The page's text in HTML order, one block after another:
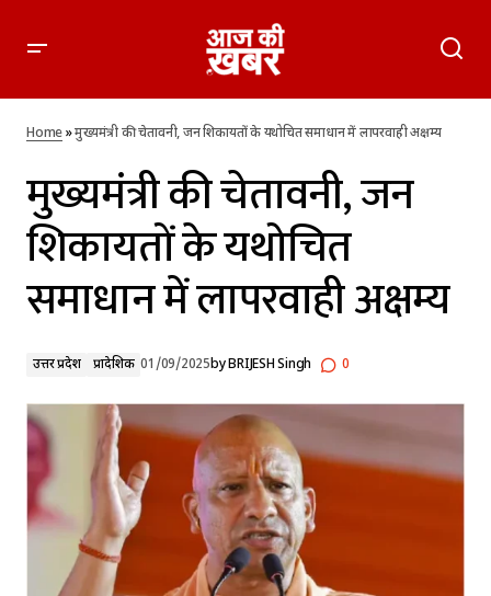
अक्षम्य
Home»मुख्यमंत्री की चेतावनी, जन शिकायतों के यथोचित समाधान में लापरवाही अक्षम्य
मुख्यमंत्री की चेतावनी, जन
शिकायतों के यथोचित
समाधान में लापरवाही अक्षम्य
उत्तर प्रदेश प्रादेशिक 01/09/2025byBRIJESH Singh 0